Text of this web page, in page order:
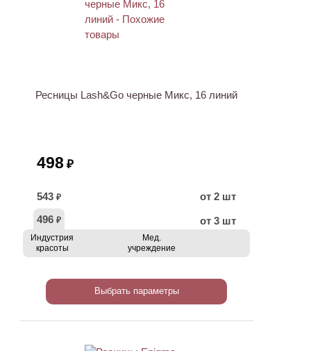
Ресницы Lash&Go черные Микс, 16 линий
498 ₽
543 ₽
от 2 шт
496 ₽ от 3 шт
Индустрия
красоты
Мед.
учреждение
Выбрать параметры